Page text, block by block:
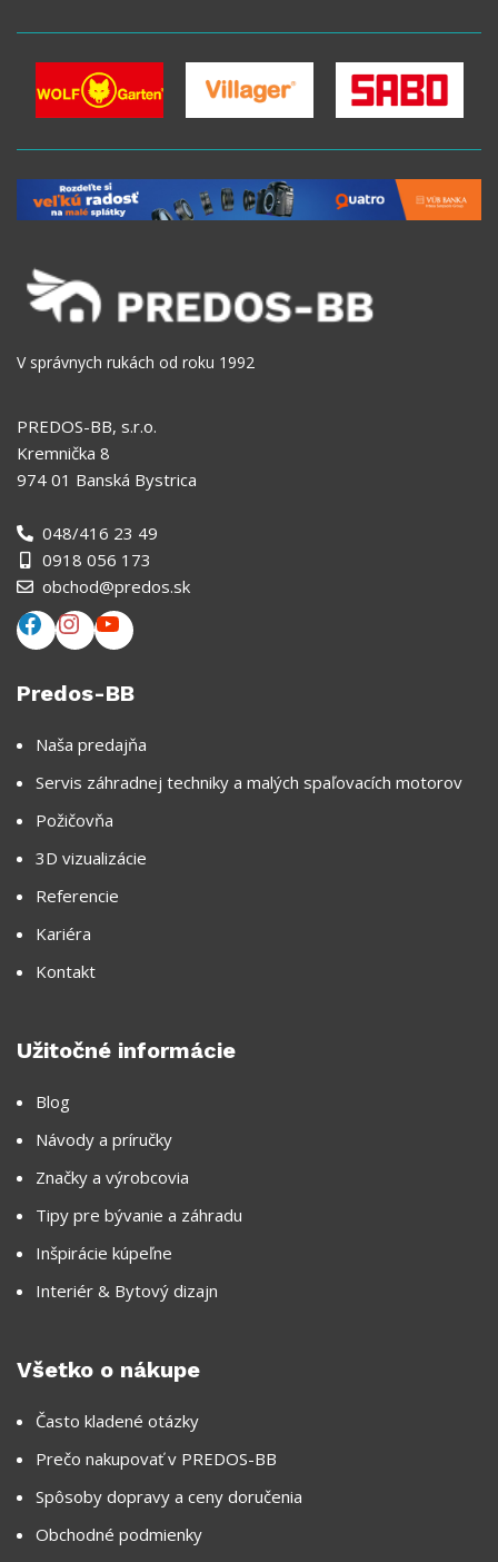
V správnych rukách od roku 1992
PREDOS-BB, s.r.o.
Kremnička 8
974 01 Banská Bystrica
048/416 23 49
0918 056 173
obchod@predos.sk
Predos-BB
Naša predajňa
Servis záhradnej techniky a malých spaľovacích motorov
Požičovňa
3D vizualizácie
Referencie
Kariéra
Kontakt
Užitočné informácie
Blog
Návody a príručky
Značky a výrobcovia
Tipy pre bývanie a záhradu
Inšpirácie kúpeľne
Interiér & Bytový dizajn
Všetko o nákupe
Často kladené otázky
Prečo nakupovať v PREDOS-BB
Spôsoby dopravy a ceny doručenia
Obchodné podmienky